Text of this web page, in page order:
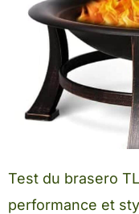
Test du brasero
performance et